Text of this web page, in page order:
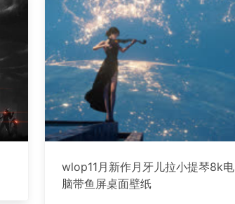
wlop11月新作月牙儿拉小提琴8k电
脑带鱼屏桌面壁纸